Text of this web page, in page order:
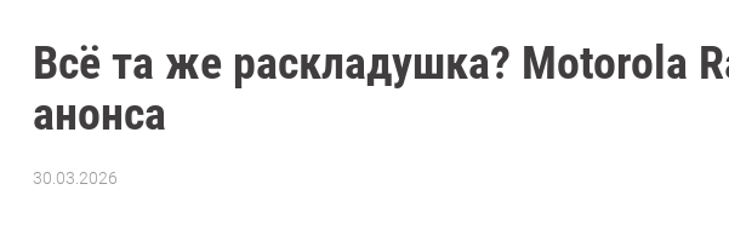
Всё та же раскладушка? Motorola
анонса
30.03.2026